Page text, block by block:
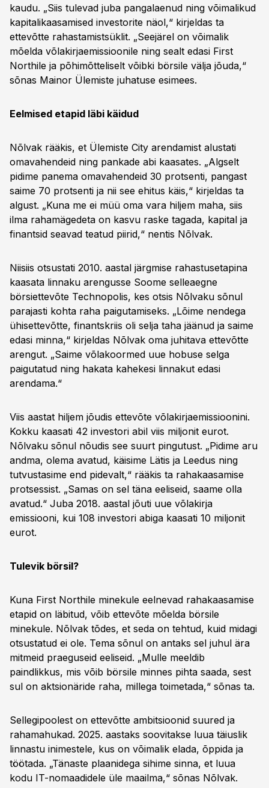
kaudu. „Siis tulevad juba pangalaenud ning võimalikud
kapitalikaasamised investorite näol,“ kirjeldas ta
ettevõtte rahastamistsüklit. „Seejärel on võimalik
mõelda võlakirjaemissioonile ning sealt edasi First
Northile ja põhimõtteliselt võibki börsile välja jõuda,“
sõnas Mainor Ülemiste juhatuse esimees.
Eelmised etapid läbi käidud
Nõlvak rääkis, et Ülemiste City arendamist alustati
omavahendeid ning pankade abi kaasates. „Algselt
pidime panema omavahendeid 30 protsenti, pangast
saime 70 protsenti ja nii see ehitus käis,“ kirjeldas ta
algust. „Kuna me ei müü oma vara hiljem maha, siis
ilma rahamägedeta on kasvu raske tagada, kapital ja
finantsid seavad teatud piirid,“ nentis Nõlvak.
Niisiis otsustati 2010. aastal järgmise rahastusetapina
kaasata linnaku arengusse Soome selleaegne
börsiettevõte Technopolis, kes otsis Nõlvaku sõnul
parajasti kohta raha paigutamiseks. „Lõime nendega
ühisettevõtte, finantskriis oli selja taha jäänud ja saime
edasi minna,“ kirjeldas Nõlvak oma juhitava ettevõtte
arengut. „Saime võlakoormed uue hobuse selga
paigutatud ning hakata kahekesi linnakut edasi
arendama.“
Viis aastat hiljem jõudis ettevõte võlakirjaemissioonini.
Kokku kaasati 42 investori abil viis miljonit eurot.
Nõlvaku sõnul nõudis see suurt pingutust. „Pidime aru
andma, olema avatud, käisime Lätis ja Leedus ning
tutvustasime end pidevalt,“ rääkis ta rahakaasamise
protsessist. „Samas on sel täna eeliseid, saame olla
avatud.“ Juba 2018. aastal jõuti uue võlakirja
emissiooni, kui 108 investori abiga kaasati 10 miljonit
eurot.
Tulevik börsil?
Kuna First Northile minekule eelnevad rahakaasamise
etapid on läbitud, võib ettevõte mõelda börsile
minekule. Nõlvak tõdes, et seda on tehtud, kuid midagi
otsustatud ei ole. Tema sõnul on antaks sel juhul ära
mitmeid praeguseid eeliseid. „Mulle meeldib
paindlikkus, mis võib börsile minnes pihta saada, sest
sul on aktsionäride raha, millega toimetada,“ sõnas ta.
Sellegipoolest on ettevõtte ambitsioonid suured ja
rahamahukad. 2025. aastaks soovitakse luua täiuslik
linnastu inimestele, kus on võimalik elada, õppida ja
töötada. „Tänaste plaanidega sihime sinna, et luua
kodu IT-nomaadidele üle maailma,“ sõnas Nõlvak.